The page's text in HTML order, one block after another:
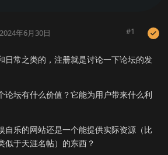
2024年6月30日 #1
日常之类的，注册就是讨论一下论坛的发
论坛有什么价值？它能为用户带来什么利
自乐的网站还是一个能提供实际资源（比
似于天涯名帖）的东西？